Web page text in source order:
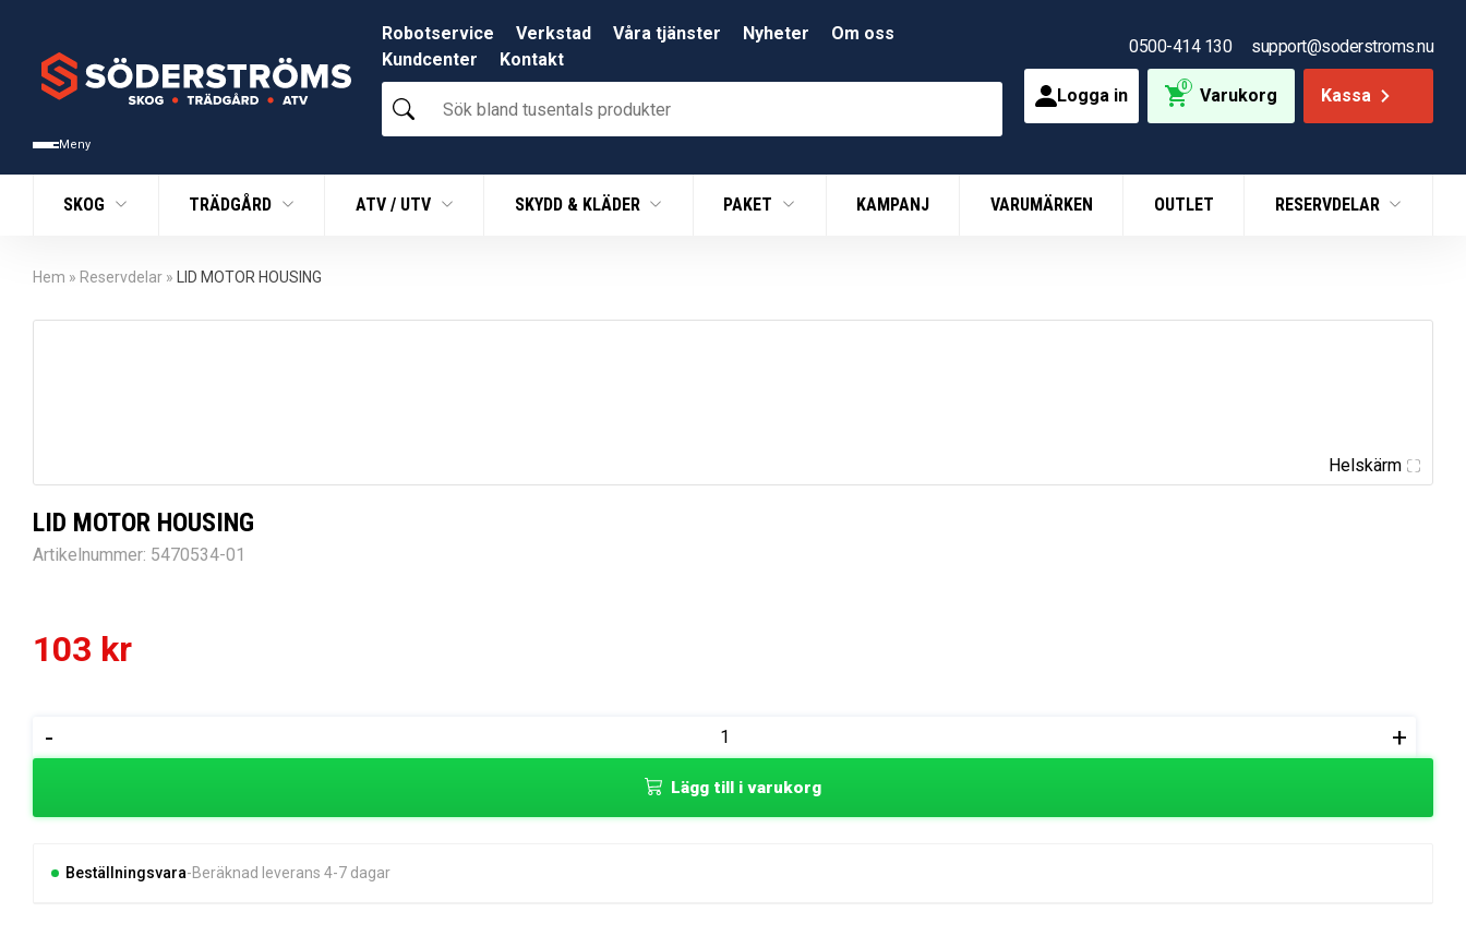
Meny
Robotservice Verkstad Våra tjänster Nyheter
Om oss
Kundcenter
Kontakt
Sök
bland
produkter
0500-414 130 support@soderstroms.nu
Logga in 0 Varukorg Kassa
SKOG TRÄDGÅRD ATV / UTV SKYDD & KLÄDER PAKET KAMPANJ VARUMÄRKEN OUTLET RESERVDELAR
Hem » Reservdelar » LID MOTOR HOUSING
Helskärm
LID MOTOR HOUSING
Artikelnummer: 5470534-01
103 kr
-
MOTOR
+
Lägg till i varukorg
Beställningsvara Beräknad leverans 4-7 dagar